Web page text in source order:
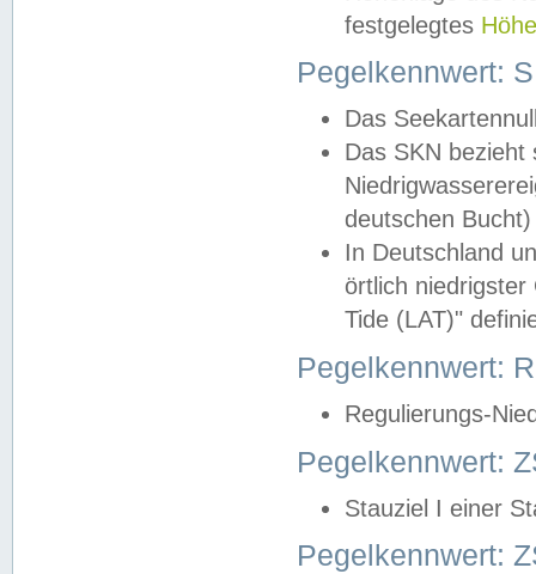
festgelegtes
Pegelkennwert:
Das
Das SKN
deutschen
In Deutschland
örtlich
Tide (LAT)"
Pegelkennwert:
Regulierungs-
Pegelkennwert:
Stauziel I einer
Pegelkennwert: